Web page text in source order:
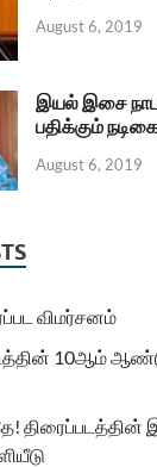
August 6, 2019
இயல் இசை
பதிக்கும்
August 6, 2019
விமர்சனம்
10ஆம்
திரைப்படத்தின்